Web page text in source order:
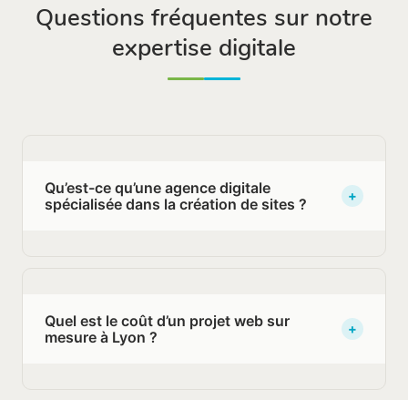
Questions fréquentes sur notre
expertise digitale
Qu’est-ce qu’une agence digitale
spécialisée dans la création de sites ?
+
Elle réunit plusieurs expertises sous un même
toit, de la conception au référencement,
Quel est le coût d’un projet web sur
mesure à Lyon ?
+